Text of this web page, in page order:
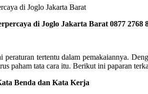
di Joglo Jakarta Barat 0877 2768
tertentu dalam pemakaiannya.
paham tata cara itu. Berikut ini paparan
Benda dan Kata Kerja